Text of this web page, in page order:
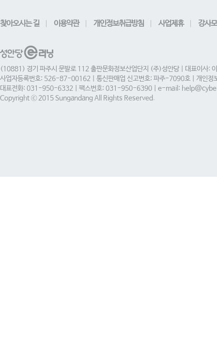
찾아오시는 길 이용약관 개인정보취급방침 사업제휴 강사
(10881) 경기 파주시 문발로 112 출판문화정보산업단지 (주)성안당 | 대표이사:
사업자등록번호: 526-87-00162 | 통신판매업 신고번호: 파주-7090호 | 개인정
대표전화: 031-950-6332 | 팩스번호: 031-950-6390 | e-mail:
Copyright ⓒ 2015 Sungandang All Rights Reserved.